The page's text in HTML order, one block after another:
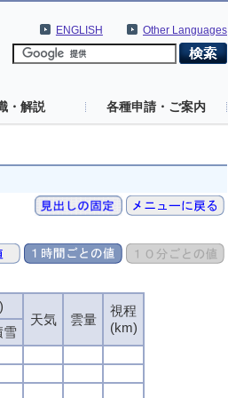
Other Languages
ENGLISH
・解説 各種申請・ご案内
天気
雲量
視程
(km)
雪